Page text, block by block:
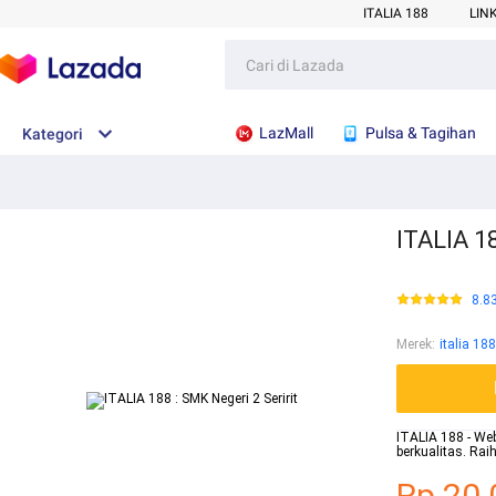
ITALIA 188
Kategori LazMall Pulsa & Tagihan
ITALIA
Merek: italia 188
ITALIA 188 -
berkualitas.